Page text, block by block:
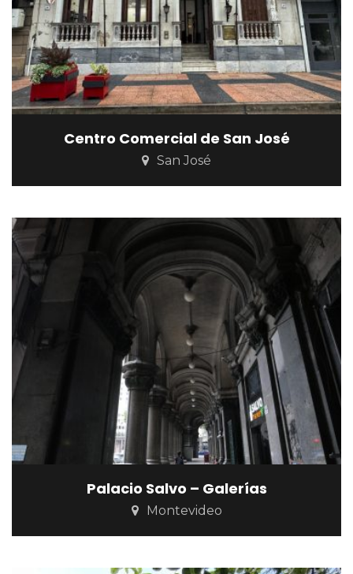
Centro Comercial de San José
San José
Palacio Salvo – Galerías
Montevideo